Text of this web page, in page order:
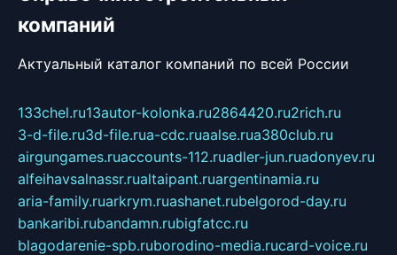
компаний
Актуальный каталог компаний по всей России
133chel.ru13autor-kolonka.ru2864420.ru2rich.ru
3-d-file.ru3d-file.rua-cdc.ruaalse.rua380club.ru
airgungames.ruaccounts-112.ruadler-jun.ruadonyev.ru
alfeihavsalnassr.rualtaipant.ruargentinamia.ru
aria-family.ruarkrym.ruashanet.rubelgorod-day.ru
bankaribi.rubandamn.rubigfatcc.ru
blagodarenie-spb.ruborodino-media.rucard-voice.ru